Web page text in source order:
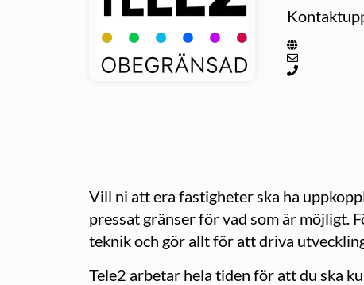
Vill ni att era fastigheter ska ha
pressat gränser för vad som är möjligt.
teknik och gör allt för att driva
Tele2 arbetar hela tiden för att du ska